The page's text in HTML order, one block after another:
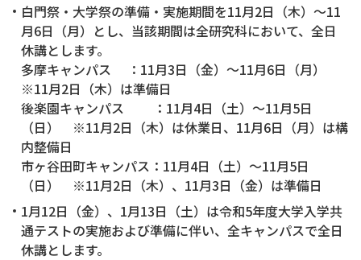
白門祭・大学祭の準備・実施期間を11月2日（木）～11
月6日（月）とし、当該期間は全研究科において、全日
休講とします。
多摩キャンパス ：11月3日（金）～11月6日（月）
※11月2日（木）は準備日
後楽園キャンパス ：11月4日（土）～11月5日
（日） ※11月2日（木）は休業日、11月6日（月）は構
内整備日
市ヶ谷田町キャンパス：11月4日（土）～11月5日
（日） ※11月2日（木）、11月3日（金）は準備日
1月12日（金）、1月13日（土）は令和5年度大学入学共
通テストの実施および準備に伴い、全キャンパスで全日
休講とします。